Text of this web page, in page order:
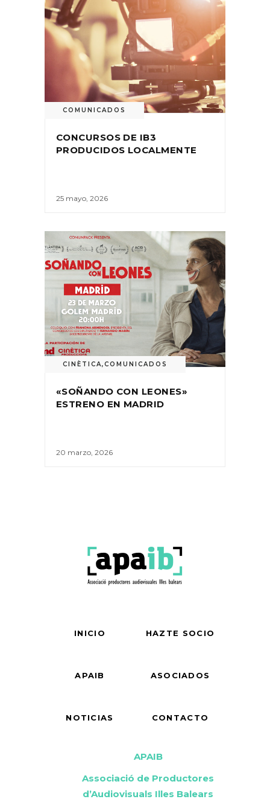
COMUNICADOS
CONCURSOS DE IB3
PRODUCIDOS LOCALMENTE
25 mayo, 2026
CINÈTICA,COMUNICADOS
«SOÑANDO CON LEONES»
ESTRENO EN MADRID
20 marzo, 2026
INICIO HAZTE SOCIO
APAIB ASOCIADOS
NOTICIAS CONTACTO
APAIB
Associació de Productores
d’Audiovisuals Illes Balears